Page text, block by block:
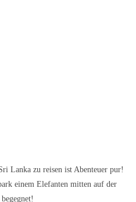
Lanka zu reisen ist Abenteuer pur!
einem Elefanten mitten auf der